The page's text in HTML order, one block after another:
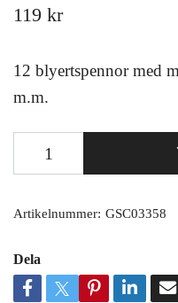
119 kr
12 blyertspennor med
m.m.
Artikelnummer: GSC03358
Dela